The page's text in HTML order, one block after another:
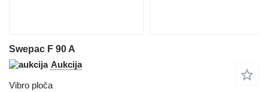
Swepac F 90 A
Aukcija
Vibro ploča